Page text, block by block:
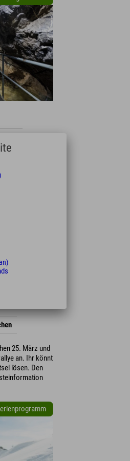
in
hat die
geöffnet. Es
im Allgäu.
noch den
besuchen.
Auch wenn
Ihr belohnt
Heini-
ist
25. März und
an. Ihr könnt
lösen. Den